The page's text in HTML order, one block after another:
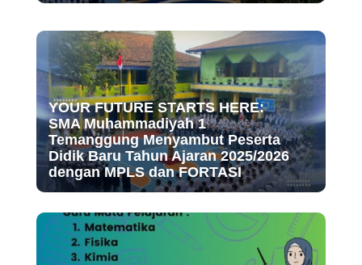
YOUR FUTURE STARTS HERE:
SMA Muhammadiyah 1
Temanggung Menyambut Peserta
Didik Baru Tahun Ajaran 2025/2026
dengan MPLS dan FORTASI